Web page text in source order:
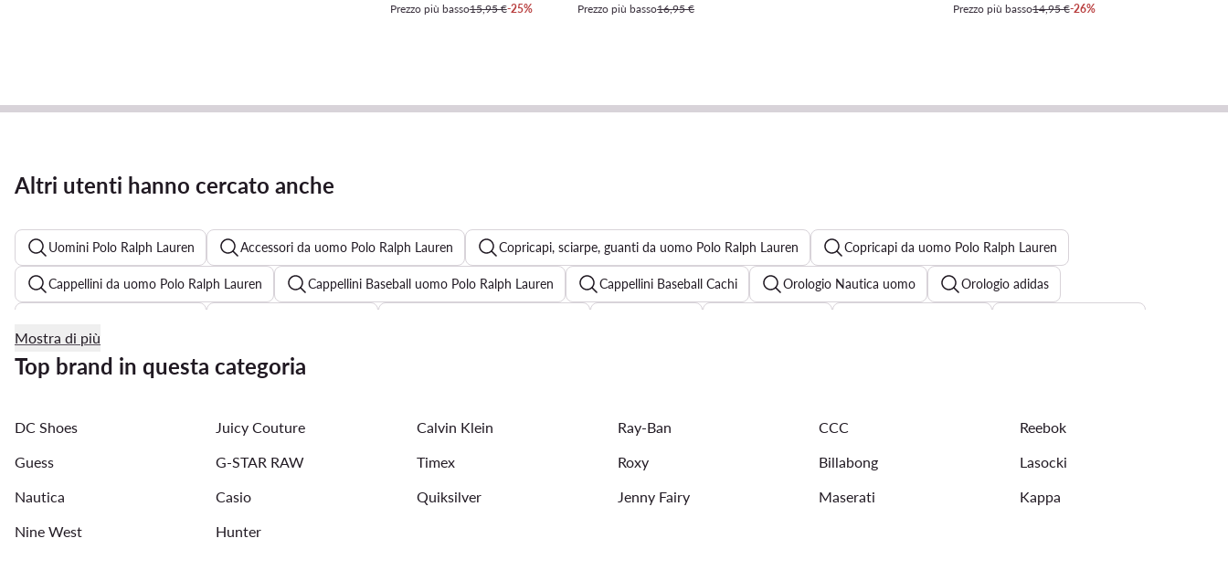
Prezzo più basso15,95 €-25%
Prezzo più basso16,95 €
Prezzo più basso14,95 €-26%
Altri utenti hanno cercato anche
Uomini Polo Ralph Lauren Accessori da uomo Polo Ralph Lauren Copricapi, sciarpe, guanti da uomo Polo Ralph Lauren Copricapi da uomo Polo Ralph Lauren
Cappellini da uomo Polo Ralph Lauren Cappellini Baseball uomo Polo Ralph Lauren Cappellini Baseball Cachi Orologio Nautica uomo Orologio adidas
Portafoglio uomo Guess Orologio Guess uomo oro
Mostra di più
Top brand in questa categoria
DC Shoes Juicy Couture Calvin Klein Ray-Ban CCC
Reebok
Guess
G-STAR RAW Timex Roxy Billabong
Lasocki
Nautica
Casio Quiksilver Jenny Fairy Maserati
Kappa
Nine West
Hunter